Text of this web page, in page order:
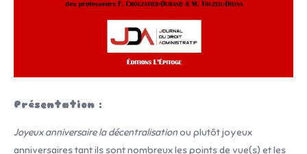
Présentation :
Joyeux anniversaire la décentralisationou plutôt joyeux
anniversaires tant ils sont nombreux les points de vue(s) et les